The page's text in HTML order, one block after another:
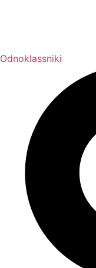
Odnoklassniki